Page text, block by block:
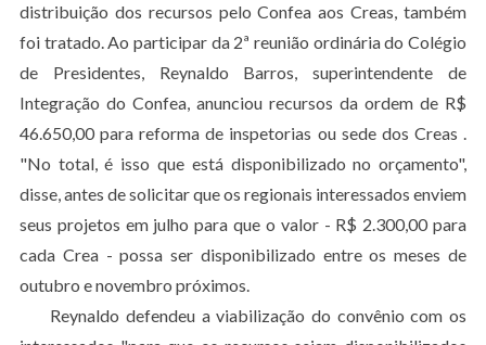
distribuição dos recursos pelo Confea aos Creas, também
foi tratado. Ao participar da 2ª reunião ordinária do Colégio
de Presidentes, Reynaldo Barros, superintendente de
Integração do Confea, anunciou recursos da ordem de R$
46.650,00 para reforma de inspetorias ou sede dos Creas .
"No total, é isso que está disponibilizado no orçamento",
disse, antes de solicitar que os regionais interessados enviem
seus projetos em julho para que o valor - R$ 2.300,00 para
cada Crea - possa ser disponibilizado entre os meses de
outubro e novembro próximos.
Reynaldo defendeu a viabilização do convênio com os